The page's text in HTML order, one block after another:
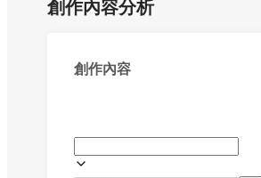
創作內容分析
創作內容